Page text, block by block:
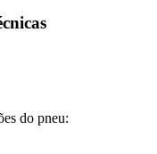
do pneu: